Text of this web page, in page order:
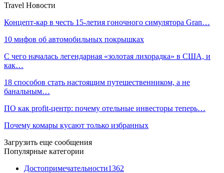
Travel Новости
Концепт-кар в честь 15-летия гоночного симулятора Gran…
10 мифов об автомобильных покрышках
С чего началась легендарная «золотая лихорадка» в США, и
как…
18 способов стать настоящим путешественником, а не
банальным…
ПО как profit-центр: почему отельные инвесторы теперь…
Почему комары кусают только избранных
Загрузить еще сообщения
Популярные категории
Достопримечательности1362